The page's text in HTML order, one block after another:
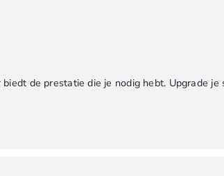
de prestatie die je nodig hebt. Upgrade